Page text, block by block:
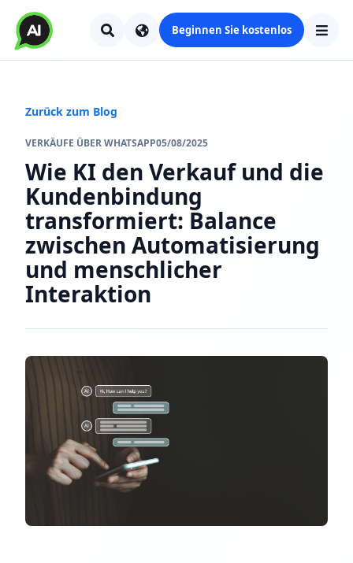
Beginnen Sie kostenlos
Zurück zum Blog
VERKÄUFE ÜBER WHATSAPP05/08/2025
Wie KI den Verkauf und die
Kundenbindung
transformiert: Balance
zwischen Automatisierung
und menschlicher
Interaktion